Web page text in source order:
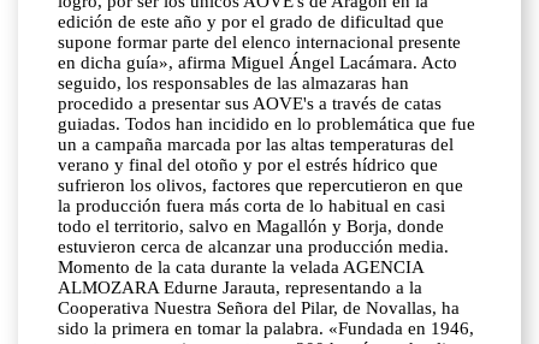
edición de este año y por el grado de dificultad que
supone formar parte del elenco internacional presente
en dicha guía», afirma Miguel Ángel Lacámara. Acto
seguido, los responsables de las almazaras han
procedido a presentar sus AOVE's a través de catas
guiadas. Todos han incidido en lo problemática que fue
un a campaña marcada por las altas temperaturas del
verano y final del otoño y por el estrés hídrico que
sufrieron los olivos, factores que repercutieron en que
la producción fuera más corta de lo habitual en casi
todo el territorio, salvo en Magallón y Borja, donde
estuvieron cerca de alcanzar una producción media.
Momento de la cata durante la velada AGENCIA
ALMOZARA Edurne Jarauta, representando a la
Cooperativa Nuestra Señora del Pilar, de Novallas, ha
sido la primera en tomar la palabra. «Fundada en 1946,